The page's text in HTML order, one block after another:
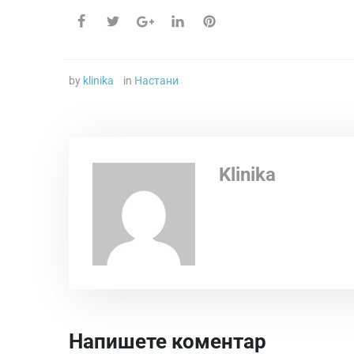
by klinika in Настани
Klinika
Напишете коментар